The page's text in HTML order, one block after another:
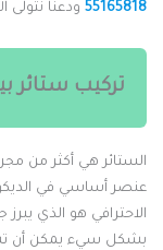
ودعنا نتولى
تركيب ستائر
هي أكثر من مجرد
أساسي في الديكور
هو الذي يبرز
سيء يمكن أن تشوه